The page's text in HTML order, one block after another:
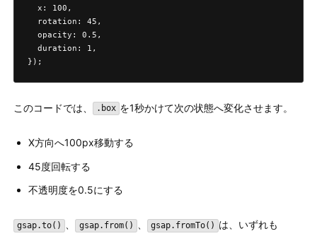
  x: 100,
  rotation: 45,
  opacity: 0.5,
  duration: 1,
});
このコードでは、 .box を1秒かけて次の状態へ変化させます。
X方向へ100px移動する
45度回転する
不透明度を0.5にする
gsap.to() 、 gsap.from() 、 gsap.fromTo() は、いずれも